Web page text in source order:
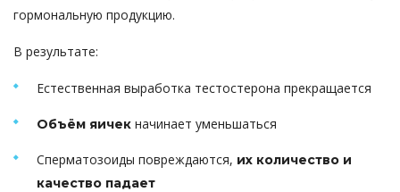
гормональную продукцию.
В результате:
Естественная выработка тестостерона прекращается
Объём яичек начинает уменьшаться
Сперматозоиды повреждаются, их количество и
качество падает